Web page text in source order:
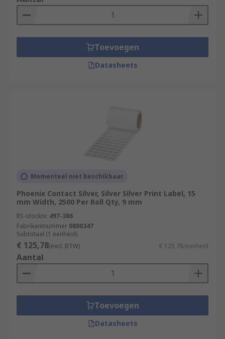
Toevoegen
Datasheets
Momenteel niet beschikbaar
Phoenix Contact Silver, Silver Silver Print Label, 15
mm Width, 2500 Per Roll Qty, 9 mm
RS-stocknr. 497-386
Fabrikantnummer 0800347
Subtotaal (1 eenheid)
€ 125,78(excl. BTW) € 125,78/eenheid
Aantal
Toevoegen
Datasheets